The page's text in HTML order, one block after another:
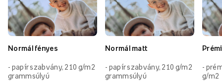
Normál fényes
- papír szabvány, 210 g/m2
grammsúlyú
Normál matt
- papír szabvány, 210 g/m2
grammsúlyú
-
g/m2